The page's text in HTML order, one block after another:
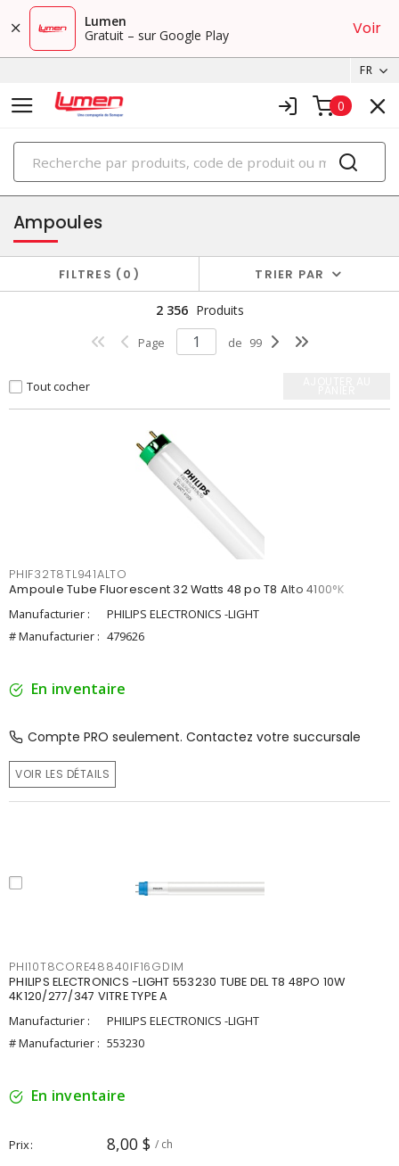
Lumen
Gratuit – sur Google Play
Voir
FR
0
PRODUITS
éclairage
Ampoules
FILTRES 0 TRIER PAR
2 356 Produits
Page de 99
Tout cocher
PHIF32T8TL941ALTO
Ampoule Tube Fluorescent 32 Watts 48 po T8 Alto 4100°K
Manufacturier :
PHILIPS ELECTRONICS -LIGHT
# Manufacturier : 479626
En inventaire
Compte PRO seulement. Contactez votre succursale
VOIR LES DÉTAILS
PHI10T8CORE48840IF16GDIM
PHILIPS ELECTRONICS -LIGHT 553230 TUBE DEL T8 48PO 10W
4K120/277/347 VITRE TYPE A
Manufacturier :
PHILIPS ELECTRONICS -LIGHT
# Manufacturier : 553230
En inventaire
Prix 8,00 $ / ch